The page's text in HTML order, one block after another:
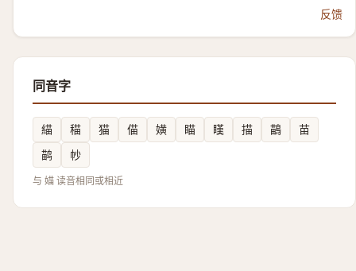
反馈
同音字
緢 䅦 猫 㑤 嫹 瞄 䁧 描 鶓
苗
鹋
㠺
与 媌 读音相同或相近